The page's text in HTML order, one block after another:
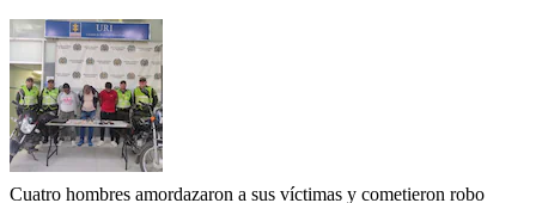
Cuatro hombres amordazaron a sus víctimas y cometieron robo